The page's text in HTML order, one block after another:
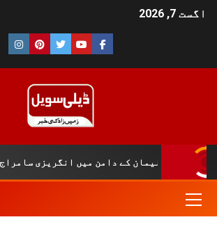
اگست 7, 2026
کے دامن میں انگریزی سامراج کے خلاف جہاد